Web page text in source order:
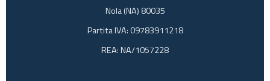
Nola (NA) 80035
Partita IVA: 09783911218
REA: NA/1057228